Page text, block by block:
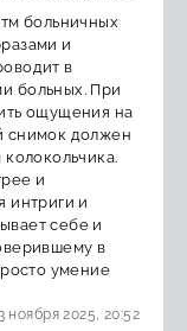
больничных
и
в
больных. При
ощущения на
снимок должен
и
интриги и
себе и
в
умение
ноября 2025, 20:52